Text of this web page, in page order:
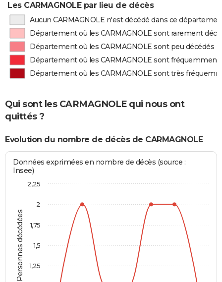
Les CARMAGNOLE par lieu de décès
Aucun CARMAGNOLE n'est décédé dans ce
Département où les CARMAGNOLE sont rarement
Département où les CARMAGNOLE sont peu décédés
Département où les CARMAGNOLE sont fréquemment
Département où les CARMAGNOLE sont très
Qui sont les CARMAGNOLE qui nous ont
quittés ?
Evolution du nombre de décès de CARMAGNOLE
Personnes décédées
Données exprimées en nombre de décès (source :
Insee)
1,25
1,5
1,75
2
2,25